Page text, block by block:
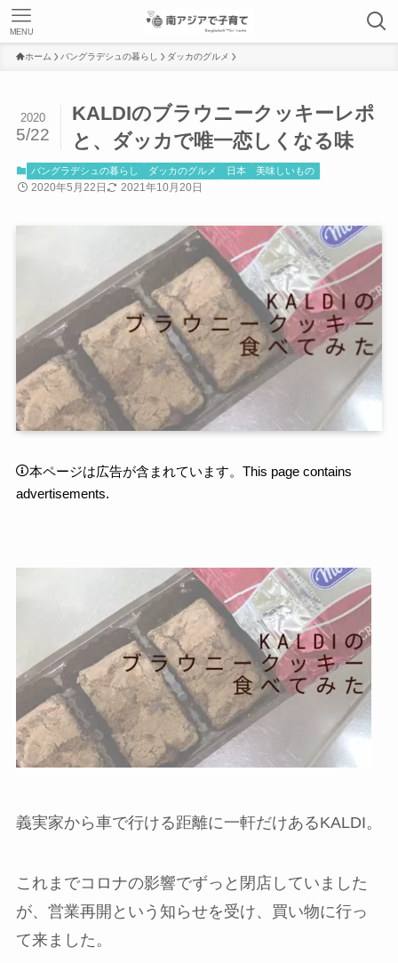
MENU
ホーム バングラデシュの暮らし ダッカのグルメ
KALDIのブラウニークッキーレポ
と、ダッカで唯一恋しくなる味
2020
5/22
バングラデシュの暮らし ダッカのグルメ 日本 美味しいもの
2020年5月22日 2021年10月20日
本ページは広告が含まれています。This page contains
advertisements.
義実家から車で行ける距離に一軒だけあるKALDI。
これまでコロナの影響でずっと閉店していました
が、営業再開という知らせを受け、買い物に行っ
て来ました。